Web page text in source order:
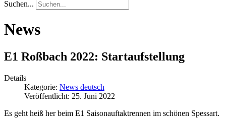
Suchen...
News
E1 Roßbach 2022: Startaufstellung
Details
Kategorie: News deutsch
Veröffentlicht: 25. Juni 2022
Es geht heiß her beim E1 Saisonauftaktrennen im schönen Spessart.